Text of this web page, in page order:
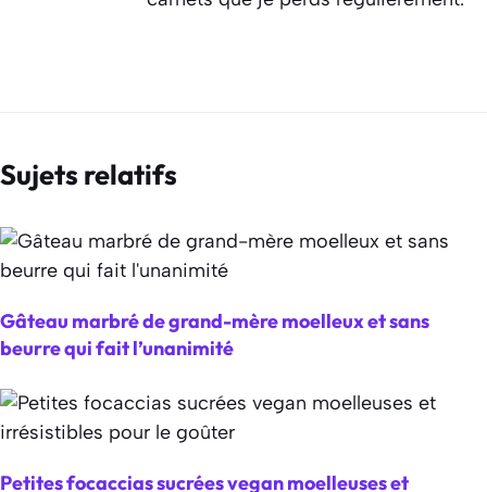
Sujets relatifs
Gâteau marbré de grand-mère moelleux et sans
beurre qui fait l’unanimité
Petites focaccias sucrées vegan moelleuses et